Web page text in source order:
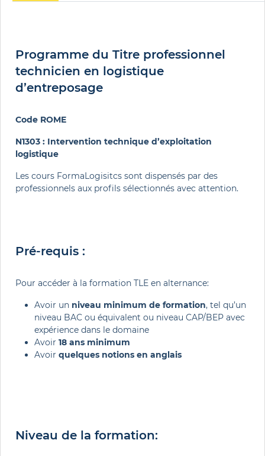
Programme du Titre professionnel
technicien en logistique
d’entreposage
Code ROME
N1303 : Intervention technique d’exploitation
logistique
Les cours FormaLogisitcs sont dispensés par des
professionnels aux profils sélectionnés avec attention.
Pré-requis :
Pour accéder à la formation TLE en alternance:
Avoir un niveau minimum de formation, tel qu’un
niveau BAC ou équivalent ou niveau CAP/BEP avec
expérience dans le domaine
Avoir 18 ans minimum
Avoir quelques notions en anglais
Niveau de la formation: